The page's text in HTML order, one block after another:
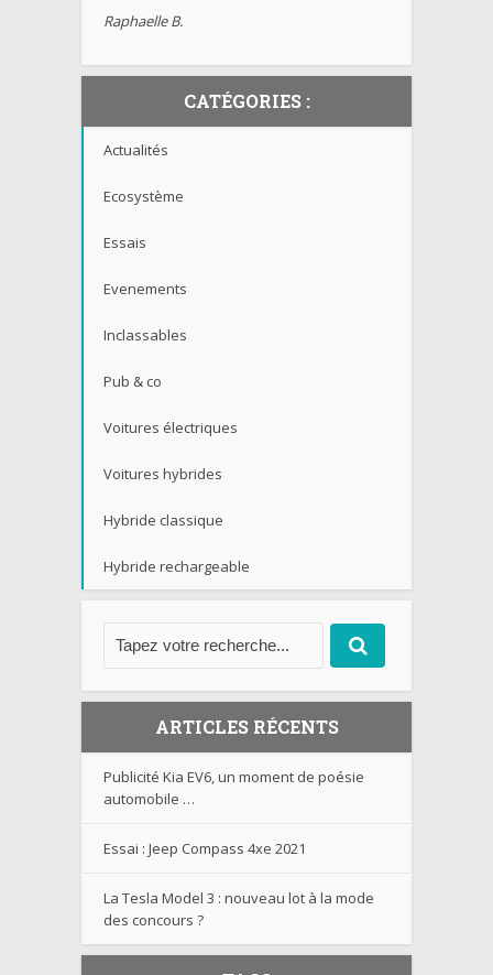
Raphaelle B.
CATÉGORIES :
Actualités
Ecosystème
Essais
Evenements
Inclassables
Pub & co
Voitures électriques
Voitures hybrides
Hybride classique
Hybride rechargeable
ARTICLES RÉCENTS
Publicité Kia EV6, un moment de poésie
automobile …
Essai : Jeep Compass 4xe 2021
La Tesla Model 3 : nouveau lot à la mode
des concours ?